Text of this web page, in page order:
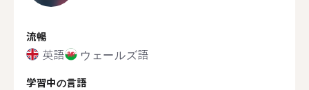
流暢
英語 ウェールズ語
学習中の言語